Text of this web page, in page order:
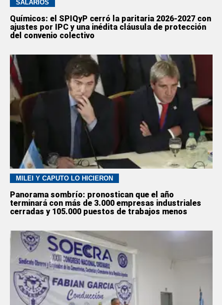
SALARIOS
Químicos: el SPIQyP cerró la paritaria 2026-2027 con
ajustes por IPC y una inédita cláusula de protección
del convenio colectivo
MILEI Y CAPUTO LO HICIERON
Panorama sombrío: pronostican que el año
terminará con más de 3.000 empresas industriales
cerradas y 105.000 puestos de trabajos menos